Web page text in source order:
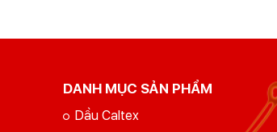
DANH MỤC SẢN PHẨM
Dầu Caltex